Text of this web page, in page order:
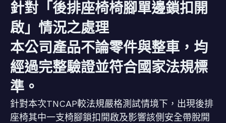
針對「後排座椅椅腳單邊鎖扣開
啟」情況之處理
本公司產品不論零件與整車，均
經過完整驗證並符合國家法規標
準。
針對本次TNCAP較法規嚴格測試情境下，出現後排
座椅其中一支椅腳鎖扣開啟及影響該側安全帶脫開